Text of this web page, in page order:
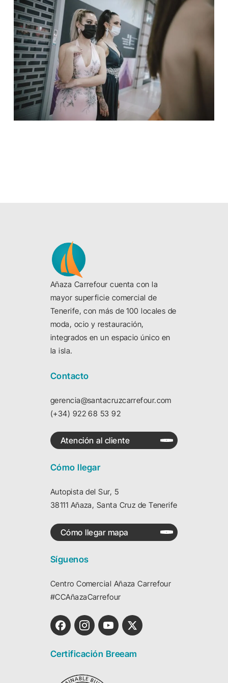
Añaza Carrefour cuenta con la
mayor superficie comercial de
Tenerife, con más de 100 locales de
moda, ocio y restauración,
integrados en un espacio único en
la isla.
Contacto
gerencia@santacruzcarrefour.com
(+34) 922 68 53 92
Atención al cliente
Cómo llegar
Autopista del Sur, 5
38111 Añaza, Santa Cruz de Tenerife
Cómo llegar mapa
Síguenos
Centro Comercial Añaza Carrefour
#CCAñazaCarrefour
Certificación Breeam